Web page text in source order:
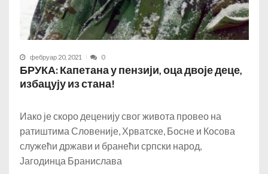
фебруар 20, 2021 0
БРУКА: Капетана у пензији, оца двоје деце,
избацују из стана!
Иако је скоро деценију свог живота провео на
ратиштима Словеније, Хрватске, Босне и Косова
служећи држави и бранећи српски народ,
Јагодинца Бранислава